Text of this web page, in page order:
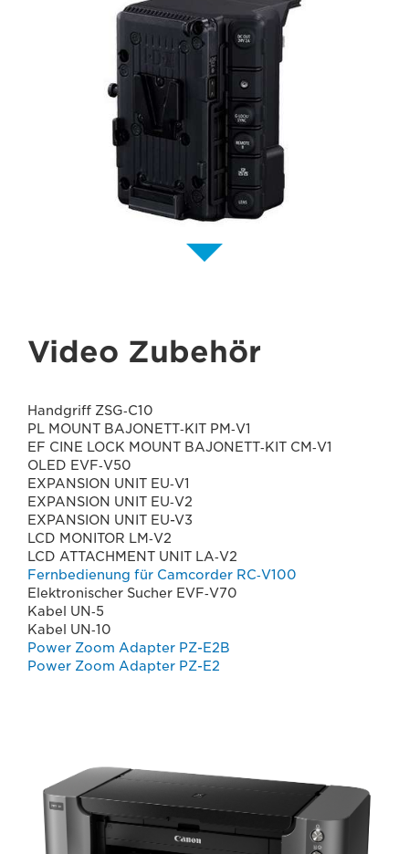
Video Zubehör
Handgriff ZSG‐C10
PL MOUNT BAJONETT‐KIT PM‐V1
EF CINE LOCK MOUNT BAJONETT‐KIT CM‐V1
OLED EVF‐V50
EXPANSION UNIT EU‐V1
EXPANSION UNIT EU‐V2
EXPANSION UNIT EU-V3
LCD MONITOR LM‐V2
LCD ATTACHMENT UNIT LA‐V2
Fernbedienung für Camcorder RC‐V100
Elektronischer Sucher EVF‐V70
Kabel UN‐5
Kabel UN‐10
Power Zoom Adapter PZ-E2B
Power Zoom Adapter PZ-E2